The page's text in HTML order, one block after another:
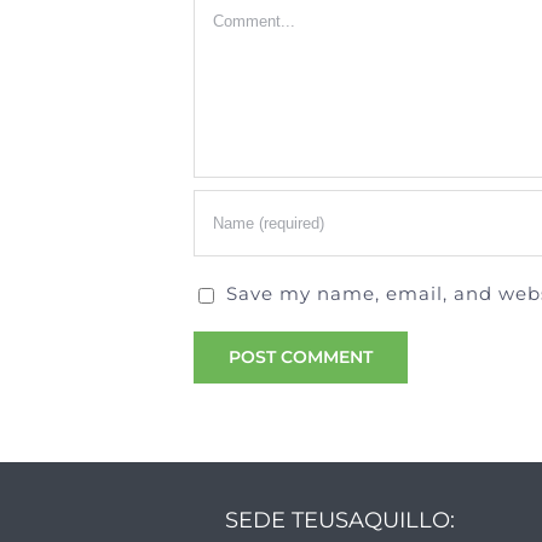
Save my name, email, and
SEDE TEUSAQUILLO: